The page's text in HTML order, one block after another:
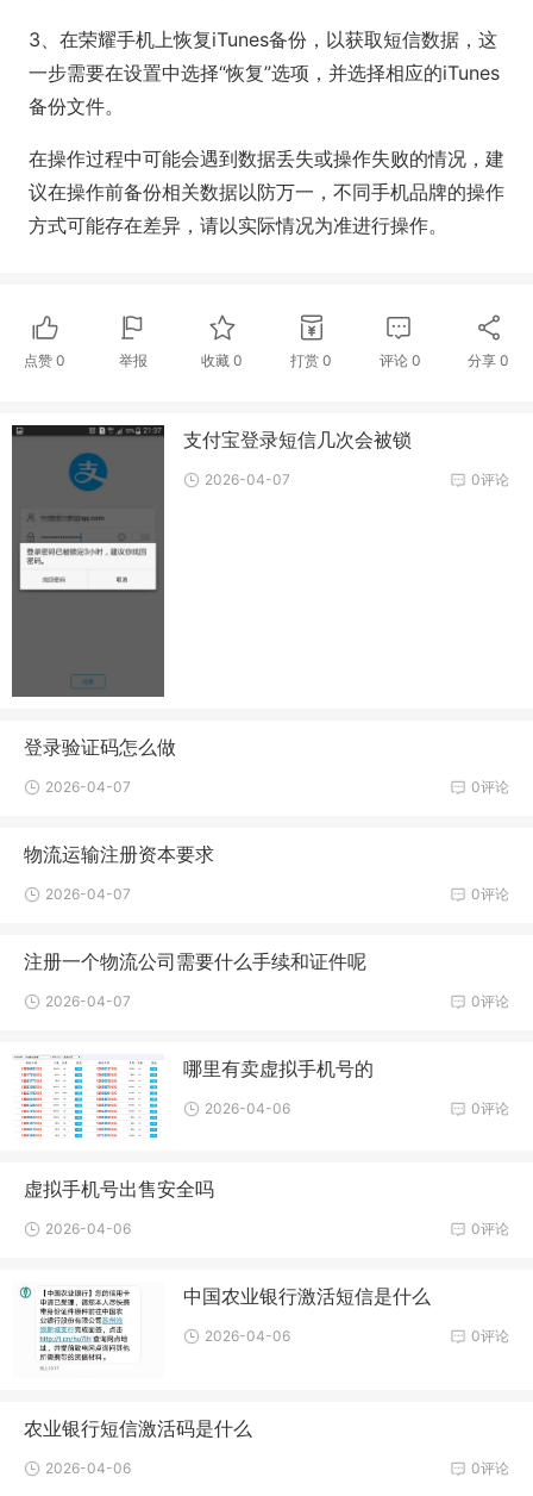
3、在荣耀手机上恢复iTunes备份，以获取短信数据，这
一步需要在设置中选择“恢复”选项，并选择相应的iTunes
备份文件。
在操作过程中可能会遇到数据丢失或操作失败的情况，建
议在操作前备份相关数据以防万一，不同手机品牌的操作
方式可能存在差异，请以实际情况为准进行操作。
点赞 0 举报 收藏0 打赏 0 评论 0 分享0
支付宝登录短信几次会被锁
0评论
2026-04-07
登录验证码怎么做
0评论
2026-04-07
物流运输注册资本要求
0评论
2026-04-07
注册一个物流公司需要什么手续和证件呢
0评论
2026-04-07
哪里有卖虚拟手机号的
0评论
2026-04-06
虚拟手机号出售安全吗
0评论
2026-04-06
中国农业银行激活短信是什么
0评论
2026-04-06
农业银行短信激活码是什么
0评论
2026-04-06